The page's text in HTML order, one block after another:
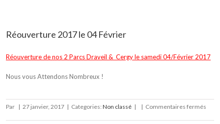
Réouverture 2017 le 04 Février
Réouverture de nos 2 Parcs Draveil & Cergy le samedi 04/Février 2017
Nous vous Attendons Nombreux !
Par | 27 janvier, 2017 | Categories: Non classé | | Commentaires fermés